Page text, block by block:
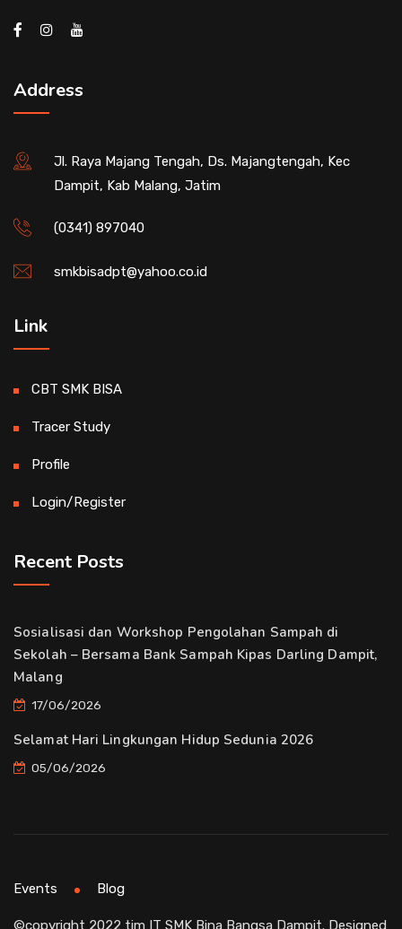
Address
Jl. Raya Majang Tengah, Ds. Majangtengah, Kec
Dampit, Kab Malang, Jatim
(0341) 897040
smkbisadpt@yahoo.co.id
Link
CBT SMK BISA
Tracer Study
Profile
Login/Register
Recent Posts
Sosialisasi dan Workshop Pengolahan Sampah di
Sekolah – Bersama Bank Sampah Kipas Darling Dampit,
Malang
17/06/2026
Selamat Hari Lingkungan Hidup Sedunia 2026
05/06/2026
©copyright 2022 tim IT SMK Bina Bangsa Dampit. Designed
Events Blog